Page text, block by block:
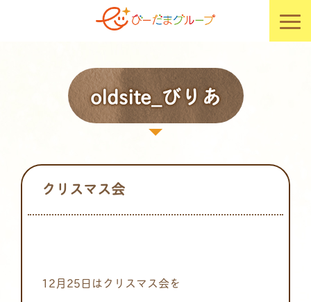
oldsite_びりあ
クリスマス会
12月25日はクリスマス会を